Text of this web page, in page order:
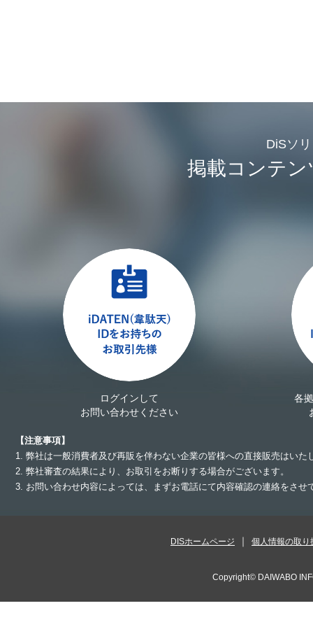
DiSソ
掲載コンテ
ログインして
お問い合わせください
各
【注意事項】
1. 弊社は一般消費者及び再販を伴わない企業の皆様への直接販売はいた
2. 弊社審査の結果により、お取引をお断りする場合がございます。
3. お問い合わせ内容によっては、まずお電話にて内容確認の連絡をさ
DISホームページ 個人情報の取り
Copyright© DAIWABO